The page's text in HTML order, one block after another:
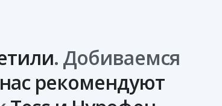
. Добиваемся
нас рекомендуют